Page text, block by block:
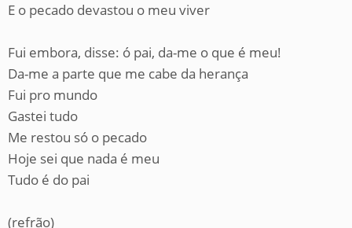
E o pecado devastou o meu viver
Fui embora, disse: ó pai, da-me o que é meu!
Da-me a parte que me cabe da herança
Fui pro mundo
Gastei tudo
Me restou só o pecado
Hoje sei que nada é meu
Tudo é do pai
(refrão)